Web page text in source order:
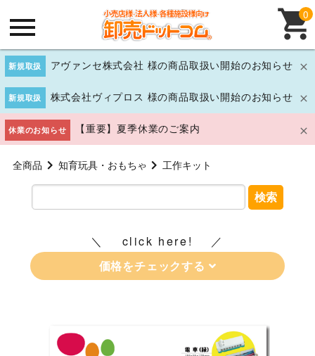
新規取扱 アヴァンセ株式会社 様の商品取扱い開始のお知らせ
新規取扱 株式会社ヴィプロス 様の商品取扱い開始のお知らせ
休業のお知らせ 【重要】夏季休業のご案内
0
全商品 知育玩具・おもちゃ 工作キット
検索
click here!
価格をチェックする